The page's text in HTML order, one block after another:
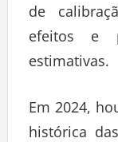
de
efeitos e
estimativas.
Em 2024,
histórica